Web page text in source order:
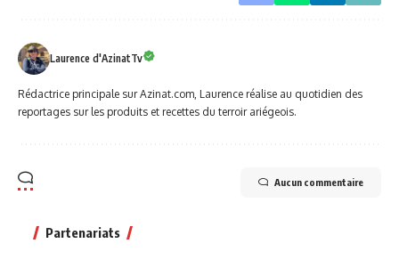
Laurence d'AzinatTv
Rédactrice principale sur Azinat.com, Laurence réalise au quotidien des
reportages sur les produits et recettes du terroir ariégeois.
Aucun commentaire
Partenariats